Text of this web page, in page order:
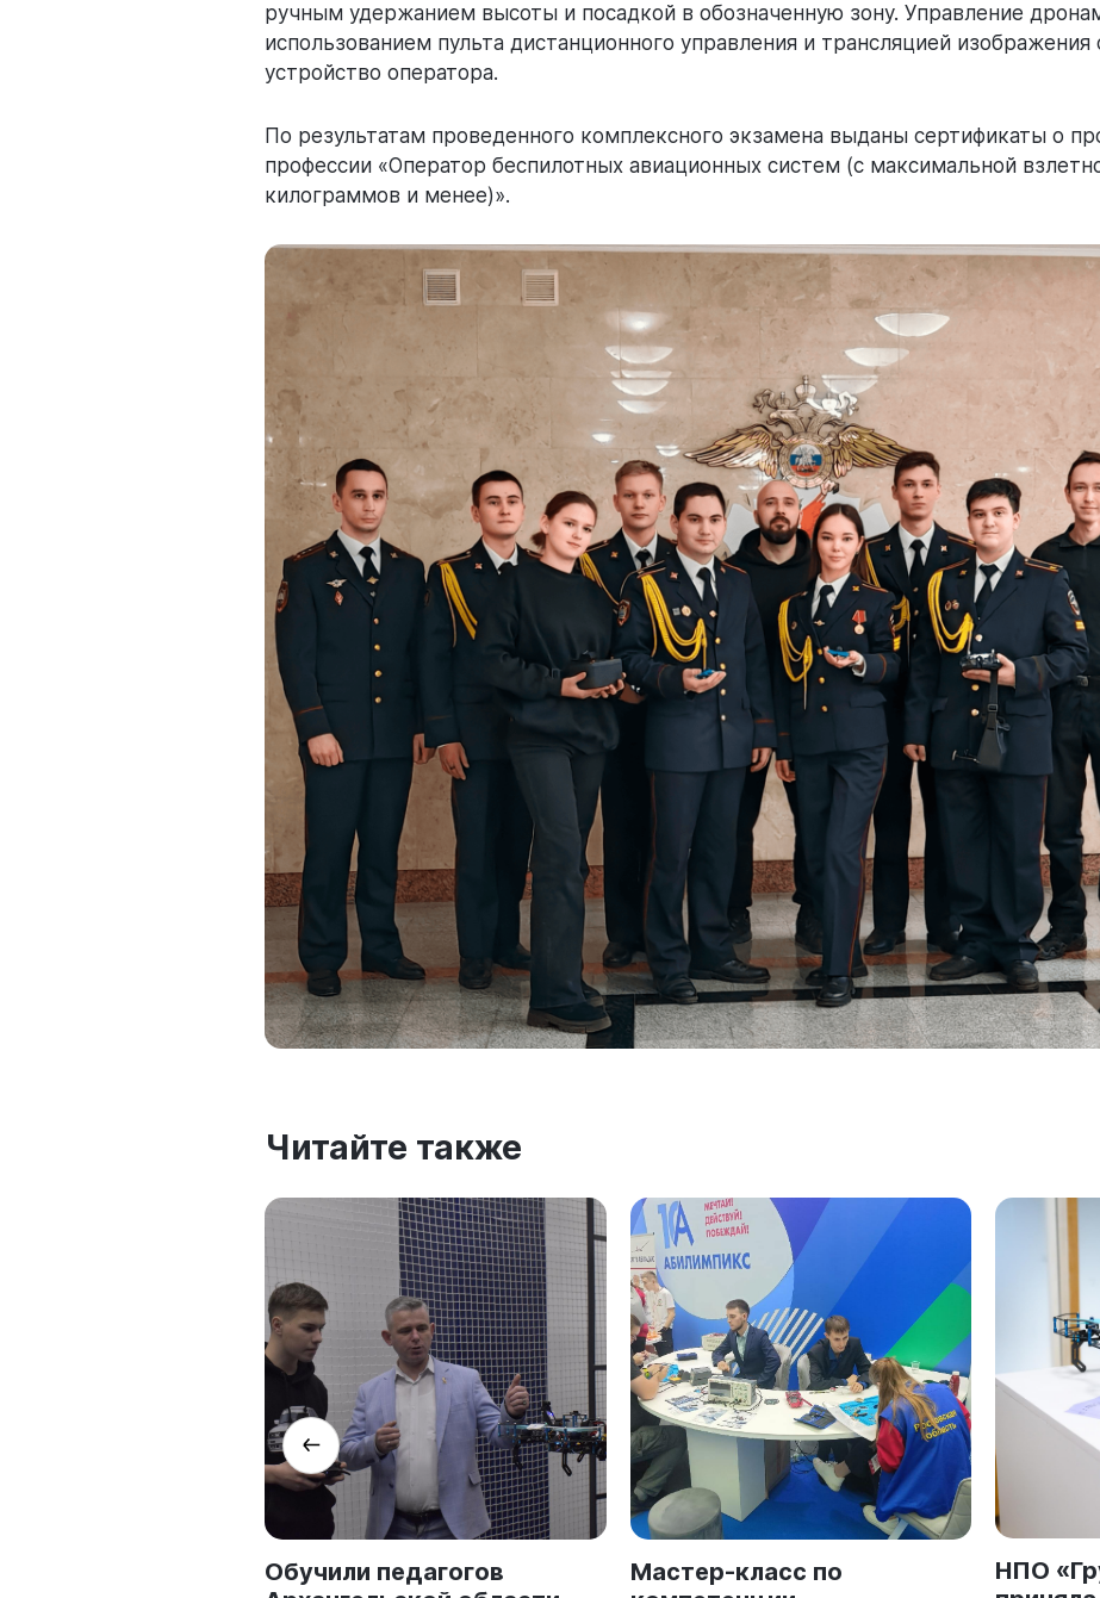
ручным удержанием высоты и посадкой в обозначенную зону. Управление
использованием пульта дистанционного управления и трансляцией
устройство оператора.
По результатам проведенного комплексного экзамена выданы сертификаты о
профессии «Оператор беспилотных авиационных систем (с максимальной
килограммов и менее)».
Читайте также
Обучили педагогов
Мастер-класс по
НПО